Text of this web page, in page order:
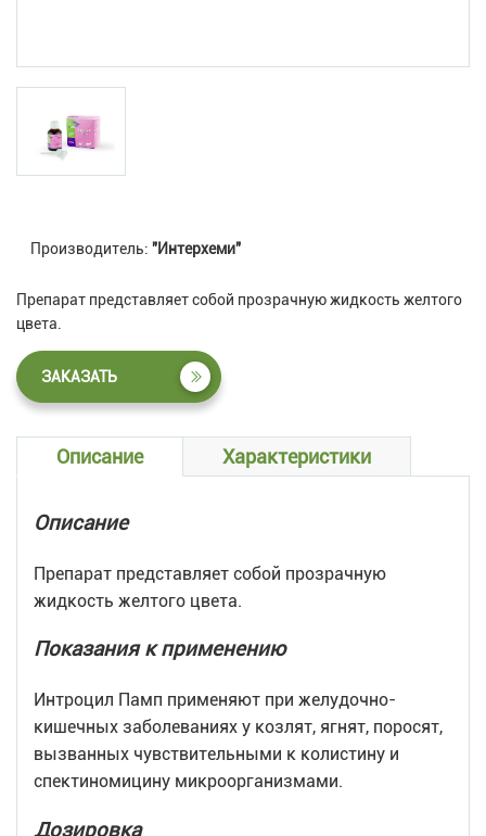
Производитель: "Интерхеми"
Препарат представляет собой прозрачную жидкость желтого
цвета.
ЗАКАЗАТЬ
Описание Характеристики
Описание
Препарат представляет собой прозрачную
жидкость желтого цвета.
Показания к применению
Интроцил Памп применяют при желудочно-
кишечных заболеваниях у козлят, ягнят, поросят,
вызванных чувствительными к колистину и
спектиномицину микроорганизмами.
Дозировка